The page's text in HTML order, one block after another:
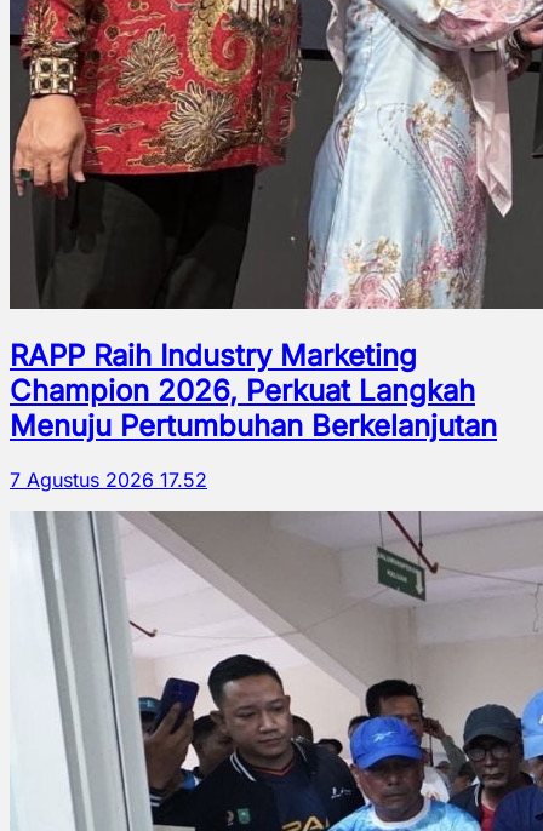
RAPP Raih Industry Marketing
Champion 2026, Perkuat Langkah
Menuju Pertumbuhan Berkelanjutan
7 Agustus 2026 17.52